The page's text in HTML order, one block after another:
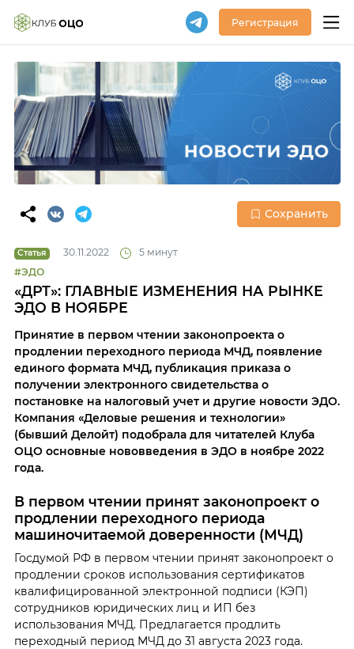
Регистрация
Сохранить
Статья 30.11.2022
5 минут
#ЭДО
«ДРТ»: ГЛАВНЫЕ ИЗМЕНЕНИЯ НА РЫНКЕ
ЭДО В НОЯБРЕ
Принятие в первом чтении законопроекта о
продлении переходного периода МЧД, появление
единого формата МЧД, публикация приказа о
получении электронного свидетельства о
постановке на налоговый учет и другие новости ЭДО.
Компания «Деловые решения и технологии»
(бывший Делойт) подобрала для читателей Клуба
ОЦО основные нововведения в ЭДО в ноябре 2022
года.
В первом чтении принят законопроект о
продлении переходного периода
машиночитаемой доверенности (МЧД)
Госдумой РФ в первом чтении принят законопроект о
продлении сроков использования сертификатов
квалифицированной электронной подписи (КЭП)
сотрудников юридических лиц и ИП без
использования МЧД. Предлагается продлить
переходный период МЧД до 31 августа 2023 года.